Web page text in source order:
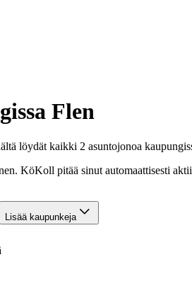
Flen
löydät kaikki 2 asuntojonoa
KöKoll pitää sinut automaattisesti
Lisää kaupunkeja